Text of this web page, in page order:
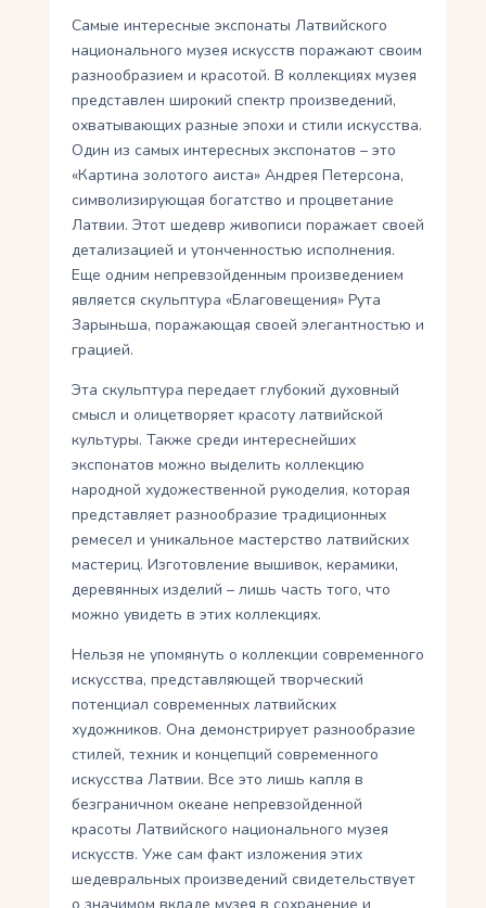
Самые интересные экспонаты Латвийского
национального музея искусств поражают своим
разнообразием и красотой. В коллекциях музея
представлен широкий спектр произведений,
охватывающих разные эпохи и стили искусства.
Один из самых интересных экспонатов – это
«Картина золотого аиста» Андрея Петерсона,
символизирующая богатство и процветание
Латвии. Этот шедевр живописи поражает своей
детализацией и утонченностью исполнения.
Еще одним непревзойденным произведением
является скульптура «Благовещения» Рута
Зарыньша, поражающая своей элегантностью и
грацией.
Эта скульптура передает глубокий духовный
смысл и олицетворяет красоту латвийской
культуры. Также среди интереснейших
экспонатов можно выделить коллекцию
народной художественной рукоделия, которая
представляет разнообразие традиционных
ремесел и уникальное мастерство латвийских
мастериц. Изготовление вышивок, керамики,
деревянных изделий – лишь часть того, что
можно увидеть в этих коллекциях.
Нельзя не упомянуть о коллекции современного
искусства, представляющей творческий
потенциал современных латвийских
художников. Она демонстрирует разнообразие
стилей, техник и концепций современного
искусства Латвии. Все это лишь капля в
безграничном океане непревзойденной
красоты Латвийского национального музея
искусств. Уже сам факт изложения этих
шедевральных произведений свидетельствует